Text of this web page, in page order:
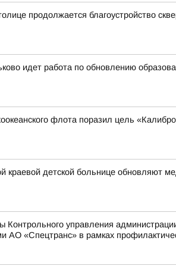
продолжается благоустройство
идет работа по обновлению
флота поразил цель
краевой детской больнице обновляют
Контрольного управления
АО «Спецтранс» в рамках